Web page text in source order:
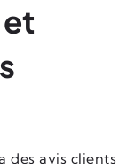
des avis clients